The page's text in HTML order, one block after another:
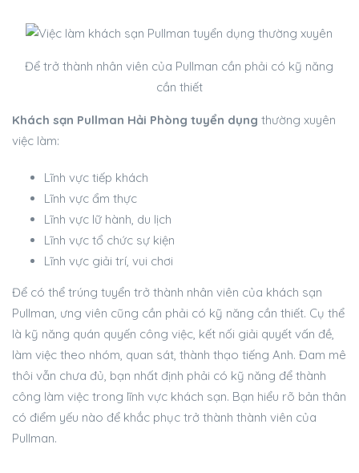
Để trở thành nhân viên của Pullman cần phải có kỹ năng
cần thiết
Khách sạn Pullman Hải Phòng tuyển dụng thường xuyên
việc làm:
Lĩnh vực tiếp khách
Lĩnh vực ẩm thực
Lĩnh vực lữ hành, du lịch
Lĩnh vực tổ chức sự kiện
Lĩnh vực giải trí, vui chơi
Để có thể trúng tuyển trở thành nhân viên của khách sạn
Pullman, ưng viên cũng cần phải có kỹ năng cần thiết. Cụ thể
là kỹ năng quán quyến công việc, kết nối giải quyết vấn đề,
làm việc theo nhóm, quan sát, thành thạo tiếng Anh. Đam mê
thôi vẫn chưa đủ, bạn nhất định phải có kỹ năng để thành
công làm việc trong lĩnh vực khách sạn. Bạn hiểu rõ bản thân
có điểm yếu nào để khắc phục trở thành thành viên của
Pullman.